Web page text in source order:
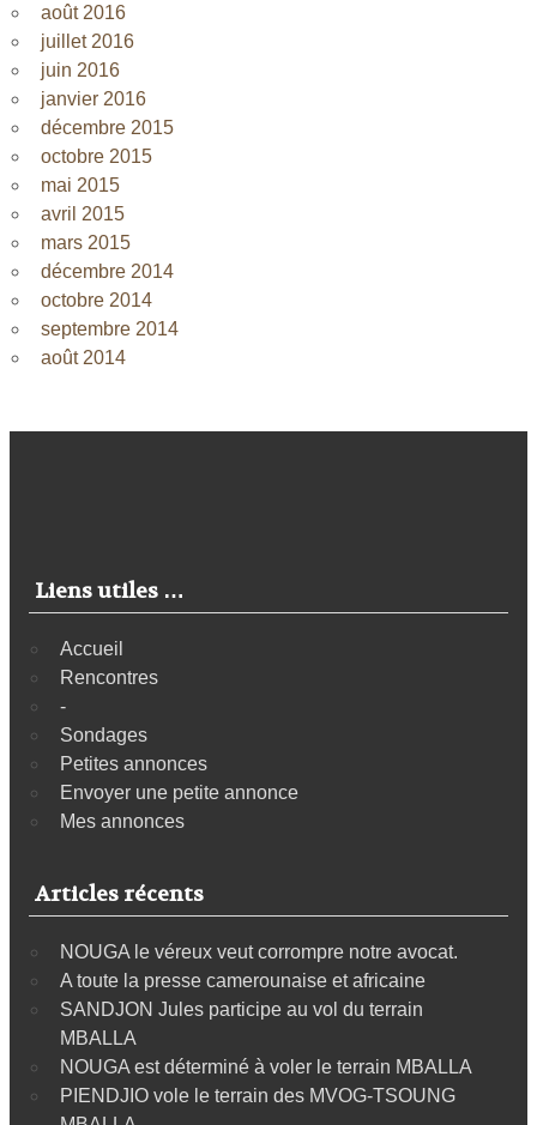
août 2016
juillet 2016
juin 2016
janvier 2016
décembre 2015
octobre 2015
mai 2015
avril 2015
mars 2015
décembre 2014
octobre 2014
septembre 2014
août 2014
Liens utiles …
Accueil
Rencontres
-
Sondages
Petites annonces
Envoyer une petite annonce
Mes annonces
Articles récents
NOUGA le véreux veut corrompre notre avocat.
A toute la presse camerounaise et africaine
SANDJON Jules participe au vol du terrain
MBALLA
NOUGA est déterminé à voler le terrain MBALLA
PIENDJIO vole le terrain des MVOG-TSOUNG